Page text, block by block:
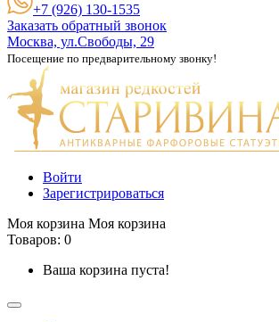
+7 (926) 130-1535
Заказать обратный звонок
Москва, ул.Свободы, 29
Посещение по предварительному звонку!
Войти
Зарегистрироваться
Моя корзина Моя корзина
Товаров: 0
Ваша корзина пуста!